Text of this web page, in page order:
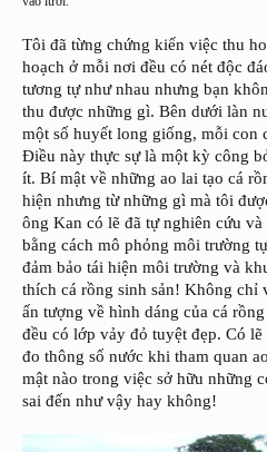
Tôi đã từng chứng kiến việc thu
hoạch ở mỗi nơi đều có nét độc
tương tự như nhau nhưng bạn
thu được những gì. Bên dưới làn
một số huyết long giống, mỗi con
Điều này thực sự là một kỳ công
ít. Bí mật về những ao lai tạo cá
hiện nhưng từ những gì mà tôi
ông Kan có lẽ đã tự nghiên cứu
bằng cách mô phỏng môi trường
đảm bảo tái hiện môi trường và
thích cá rồng sinh sản! Không chỉ
ấn tượng về hình dáng của cá
đều có lớp vảy đỏ tuyệt đẹp. Có
đo thông số nước khi tham quan
mật nào trong việc sở hữu những
sai đến như vậy hay không!